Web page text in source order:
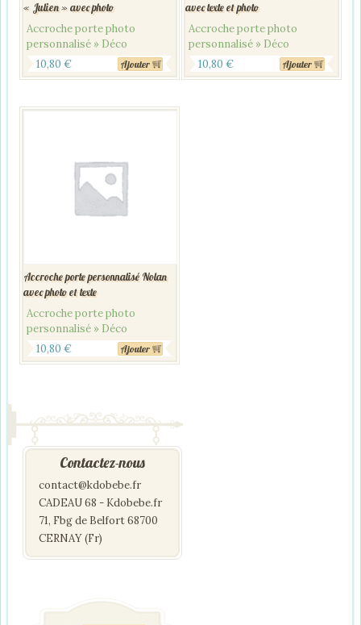
« Julien » avec photo
Accroche porte photo
personnalisé » Déco
10,80 € Ajouter
avec texte et photo
Accroche porte photo
personnalisé » Déco
10,80 € Ajouter
Accroche porte personnalisé Nolan
avec photo et texte
Accroche porte photo
personnalisé » Déco
10,80 € Ajouter
Contactez-nous
contact@kdobebe.fr
CADEAU 68 - Kdobebe.fr
71, Fbg de Belfort 68700
CERNAY (Fr)